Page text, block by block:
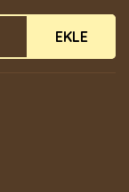
EKLE